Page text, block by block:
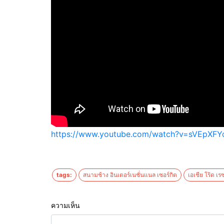
https://www.youtube.com/
tags: สนามช้าง อินเตอร์เนชั่นแนล เซอร์กิต เอเชีย โร้ด เร
ความเห็น